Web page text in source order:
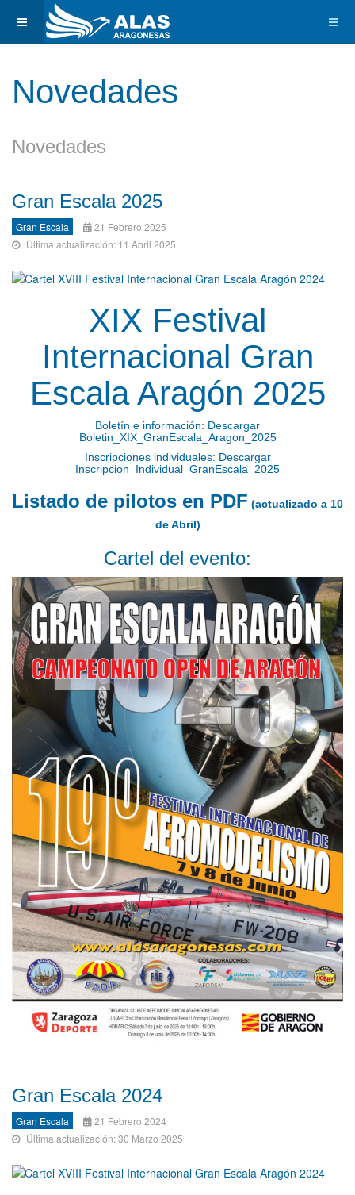
Novedades
Novedades
Gran Escala 2025
Gran Escala
21 Febrero 2025
Última actualización: 11 Abril 2025
XIX Festival
Internacional Gran
Escala Aragón 2025
Boletín e información: Descargar
Boletin_XIX_GranEscala_Aragon_2025
Inscripciones individuales: Descargar
Inscripcion_Individual_GranEscala_2025
Listado de pilotos en PDF (actualizado a 10
de Abril)
Cartel del evento:
Gran Escala 2024
Gran Escala
21 Febrero 2024
Última actualización: 30 Marzo 2025